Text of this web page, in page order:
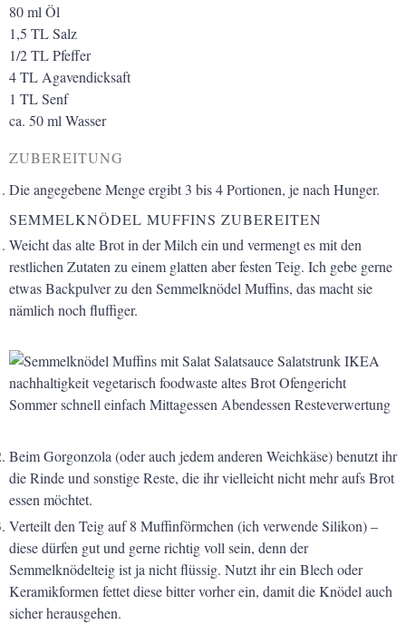
80ml Öl
1,5 TLSalz
1/2TLPfeffer
4TL Agavendicksaft
1 TLSenf
ca. 50ml Wasser
ZUBEREITUNG
Die angegebene Menge ergibt 3 bis 4 Portionen, je nach Hunger.
SEMMELKNÖDEL MUFFINS ZUBEREITEN
Weicht das alte Brot in der Milch ein und vermengt es mit den
restlichen Zutaten zu einem glatten aber festen Teig. Ich gebe gerne
etwasBackpulver zu den Semmelknödel Muffins, das macht sie
nämlich noch fluffiger.
Beim Gorgonzola (oder auch jedem anderen Weichkäse) benutzt ihr
dieRinde und sonstige Reste, die ihr vielleicht nicht mehr aufs Brot
essenmöchtet.
Verteilt den Teig auf 8 Muffinförmchen (ich verwende Silikon) –
diesedürfen gut und gerne richtig voll sein, denn der
Semmelknödelteig ist janicht flüssig. Nutzt ihr ein Blech oder
Keramikformen fettet diesebitter vorher ein, damit die Knödel auch
sicher herausgehen.